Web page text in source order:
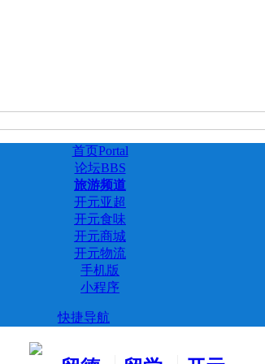
首页Portal
论坛BBS
旅游频道
开元亚超
开元食味
开元商城
开元物流
手机版
小程序
快捷导航